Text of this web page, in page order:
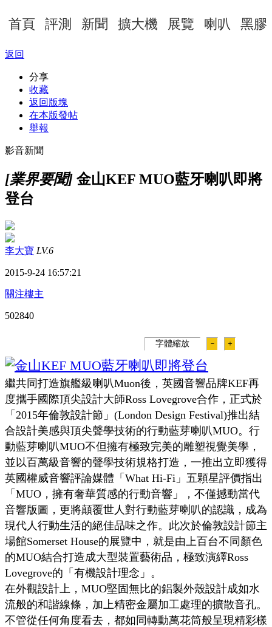
首頁 評測 新聞 擴大機 展覽 喇叭 黑膠
返回
分享
收藏
返回版塊
在本版發帖
舉報
影音新聞
[業界要聞] 金山KEF MUO藍牙喇叭即將
登台
李大寶 LV.6
2015-9-24 16:57:21
關注樓主
502840
字體縮放 － ＋
繼共同打造旗艦級喇叭Muon後，英國音響品牌KEF再
度攜手國際頂尖設計大師Ross Lovegrove合作，正式於
「2015年倫敦設計節」(London Design Festival)推出結
合設計美感與頂尖聲學技術的行動藍芽喇叭MUO。行
動藍芽喇叭MUO不但擁有極致完美的雕塑視覺美學，
並以百萬級音響的聲學技術規格打造，一推出立即獲得
英國權威音響評論媒體「What Hi-Fi」五顆星評價指出
「MUO，擁有奢華質感的行動音響」，不僅撼動當代
音響版圖，更將顛覆世人對行動藍芽喇叭的認識，成為
現代人行動生活的絕佳品味之作。此次於倫敦設計節主
場館Somerset House的展覽中，就是由上百台不同顏色
的MUO結合打造成大型裝置藝術品，極致演繹Ross
Lovegrove的「有機設計理念」。
在外觀設計上，MUO堅固無比的鋁製外殼設計成如水
流般的和諧線條，加上精密金屬加工處理的擴散音孔。
不管從任何角度看去，都如同轉動萬花筒般呈現精彩樣